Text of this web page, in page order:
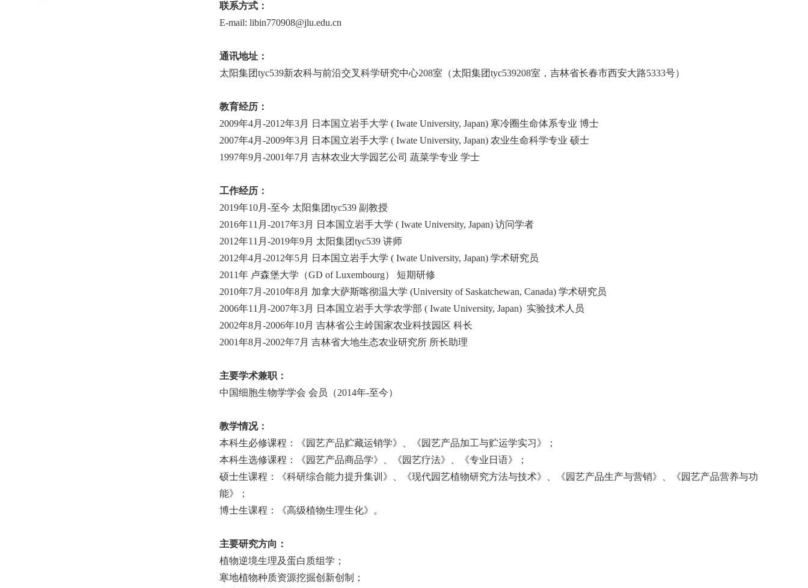
联系方式：
E-mail: libin770908@jlu.edu.cn
通讯地址：
太阳集团tyc539新农科与前沿交叉科学研究中心208室（太阳集团tyc539208室，吉林省长春市西安大路5333号）
教育经历：
2009年4月 -2012年3月 日本国立岩手大学 ( Iwate University, Japan) 寒冷圈生命体系专业 博士
2007年4月 -2009年3月 日本国立岩手大学 ( Iwate University, Japan) 农业生命科学专业 硕士
1997年9月 -2001年7月 吉林农业大学园艺公司 蔬菜学专业 学士
工作经历：
2019年10月 -至今 太阳集团tyc539 副教授
2016年11 月 -2017年3月 日本国立岩手大学 ( Iwate University, Japan) 访问学者
2012年11 月 -2019年9月 太阳集团tyc539 讲师
2012年4月 -2012年5月 日本国立岩手大学 ( Iwate University, Japan) 学术研究员
2011年 卢森堡大学（GD of Luxembourg） 短期研修
2010年7月 -2010年8月 加拿大萨斯喀彻温大学 (University of Saskatchewan, Canada) 学术研究员
2006年11 月 -2007年3月 日本国立岩手大学农学部 ( Iwate University, Japan) 实验技术人员
2002年8月 -2006年10月 吉林省公主岭国家农业科技园区 科长
2001年8月 -2002年7月 吉林省大地生态农业研究所 所长助理
主要学术兼职：
中国细胞生物学学会 会员（2014年-至今）
教学情况：
本科生必修课程：《园艺产品贮藏运销学》、《园艺产品加工与贮运学实习》；
本科生选修课程：《园艺产品商品学》、《园艺疗法》、《专业日语》；
硕士生课程：《科研综合能力提升集训》、《现代园艺植物研究方法与技术》、《园艺产品生产与营销》、《园艺产品营养与功
能》；
博士生课程：《高级植物生理生化》。
主要研究方向：
植物逆境生理及蛋白质组学；
寒地植物种质资源挖掘创新创制；